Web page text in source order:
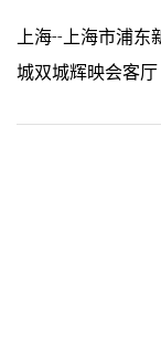
上海--上海市浦东
城双城辉映会客厅